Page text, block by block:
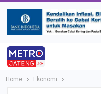
Home Ekonomi